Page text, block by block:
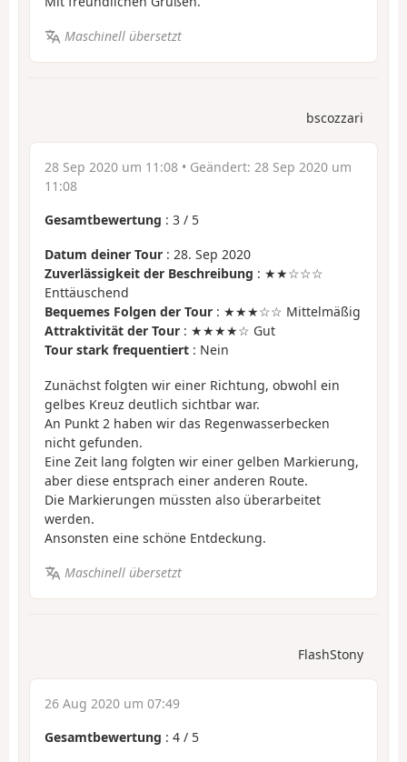
Maschinell übersetzt
bscozzari
28 Sep 2020 um 11:08 • Geändert: 28 Sep 2020 um
11:08
Gesamtbewertung : 3 / 5
Datum deiner Tour : 28. Sep 2020
Zuverlässigkeit der Beschreibung : ★★☆☆☆
Enttäuschend
Bequemes Folgen der Tour : ★★★☆☆ Mittelmäßig
Attraktivität der Tour : ★★★★☆ Gut
Tour stark frequentiert : Nein
Zunächst folgten wir einer Richtung, obwohl ein
gelbes Kreuz deutlich sichtbar war.
An Punkt 2 haben wir das Regenwasserbecken
nicht gefunden.
Eine Zeit lang folgten wir einer gelben Markierung,
aber diese entsprach einer anderen Route.
Die Markierungen müssten also überarbeitet
werden.
Ansonsten eine schöne Entdeckung.
Maschinell übersetzt
FlashStony
26 Aug 2020 um 07:49
Gesamtbewertung : 4 / 5